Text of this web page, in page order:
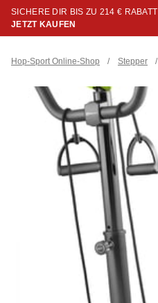
SICHERE DIR BIS ZU 214 € RABATT
JETZT KAUFEN
Hop-Sport Online-Shop / Stepper /